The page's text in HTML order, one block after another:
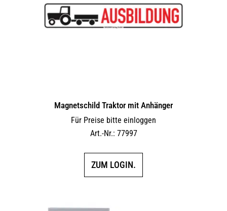
Magnetschild Traktor mit Anhänger
Für Preise bitte einloggen
Art.-Nr.: 77997
ZUM LOGIN.